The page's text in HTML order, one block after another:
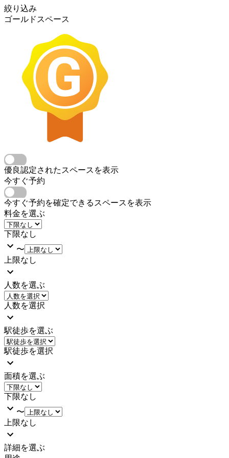
絞り込み
ゴールドスペース
優良認定されたスペースを表示
今すぐ予約
今すぐ予約を確定できるスペースを表示
料金を選ぶ
下限なし
〜
上限なし
人数を選ぶ
人数を選択
駅徒歩を選ぶ
駅徒歩を選択
面積を選ぶ
下限なし
〜
上限なし
詳細を選ぶ